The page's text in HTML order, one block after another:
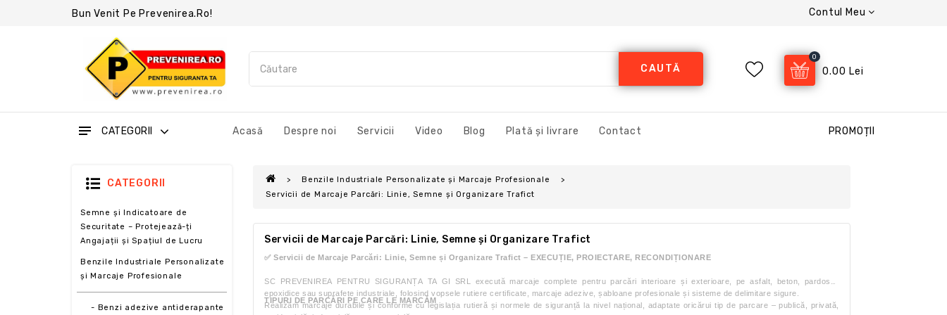
Bun Venit Pe Prevenirea.ro! Contul Meu
CAUTĂ
0
0.00 Lei
CATEGORII Acasă Despre noi Servicii Video Blog Plată și livrare Contact PROMOȚII
CATEGORII
Semne și Indicatoare de
Securitate – Protejează-ți
Angajații și Spațiul de Lucru
Benzile Industriale Personalizate
și Marcaje Profesionale
- Benzi adezive antiderapante
Benzile Industriale Personalizate și Marcaje Profesionale
Servicii de Marcaje Parcări: Linie, Semne și Organizare Trafict
Servicii de Marcaje Parcări: Linie, Semne și Organizare Trafict
✅ Servicii de Marcaje Parcări: Linie, Semne și Organizare Trafict – EXECUȚIE, PROIECTARE, RECONDIȚIONARE
SC PREVENIREA PENTRU SIGURANȚA TA GI SRL execută marcaje complete pentru parcări interioare și exterioare, pe asfalt, beton, pardoseli
epoxidice sau suprafețe industriale, folosind vopsele rutiere certificate, marcaje adezive, șabloane profesionale și sisteme de delimitare sigure.
Realizăm marcaje durabile și conforme cu legislația rutieră și normele de siguranță la nivel național, adaptate oricărui tip de parcare – publică, privată,
TIPURI DE PARCĂRI PE CARE LE MARCĂM